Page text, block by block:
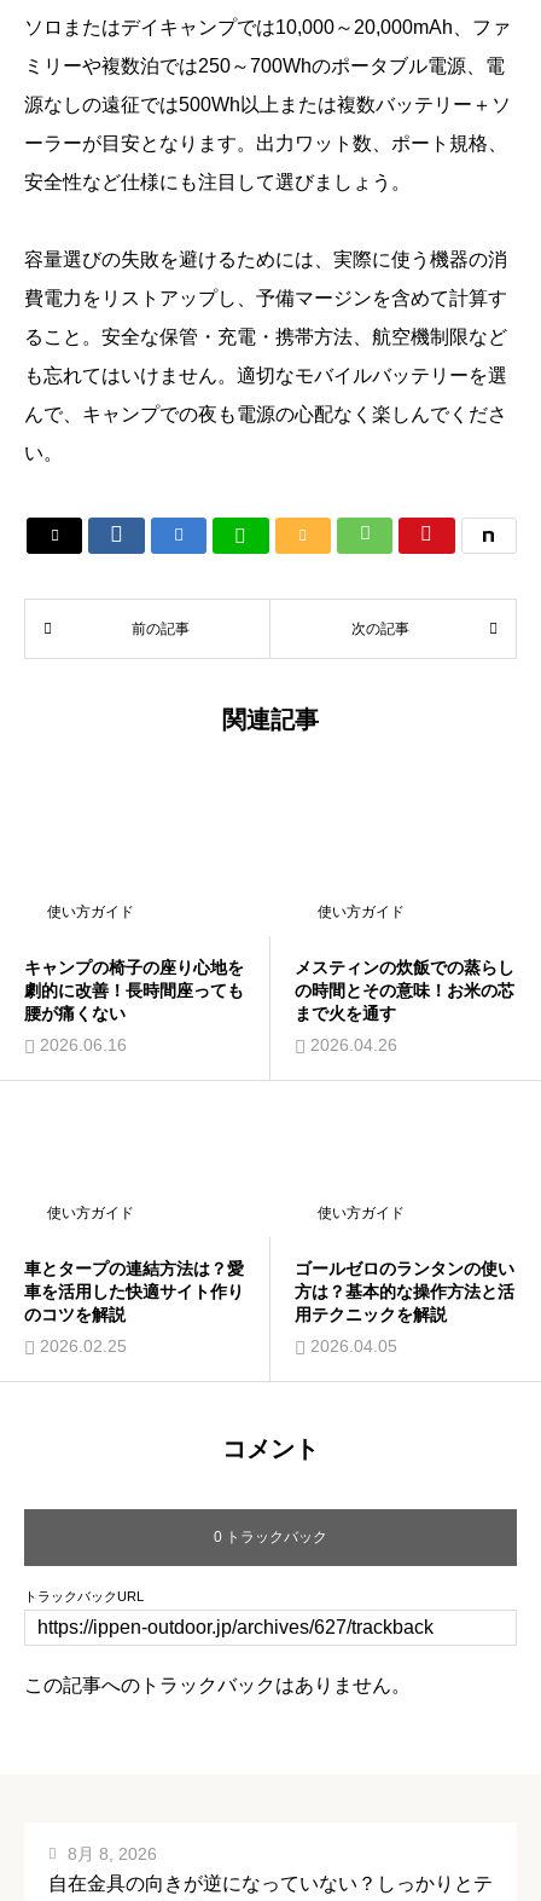
ソロまたはデイキャンプでは10,000～20,000mAh、ファ
ミリーや複数泊では250～700Whのポータブル電源、電
源なしの遠征では500Wh以上または複数バッテリー＋ソ
ーラーが目安となります。出力ワット数、ポート規格、
安全性など仕様にも注目して選びましょう。
容量選びの失敗を避けるためには、実際に使う機器の消
費電力をリストアップし、予備マージンを含めて計算す
ること。安全な保管・充電・携帯方法、航空機制限など
も忘れてはいけません。適切なモバイルバッテリーを選
んで、キャンプでの夜も電源の心配なく楽しんでくださ
い。
     
前の記事 次の記事
関連記事
使い方ガイド
キャンプの椅子の座り心地を
劇的に改善！長時間座っても
腰が痛くない
2026.06.16
使い方ガイド
メスティンの炊飯での蒸らし
の時間とその意味！お米の芯
まで火を通す
2026.04.26
使い方ガイド
車とタープの連結方法は？愛
車を活用した快適サイト作り
のコツを解説
2026.02.25
使い方ガイド
ゴールゼロのランタンの使い
方は？基本的な操作方法と活
用テクニックを解説
2026.04.05
コメント
0 トラックバック
トラックバックURL
この記事へのトラックバックはありません。
自在金具の向きが逆になっていない？しっかりとテ
8月 8, 2026